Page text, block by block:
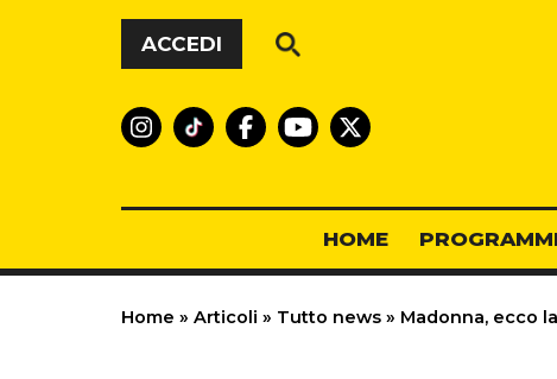
Vai al contenuto
ACCEDI
HOME
Home » Articoli » Tutto news » Madonna, ecco